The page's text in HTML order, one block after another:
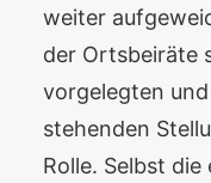
weiter
der Ortsbeiräte
vorgelegten
stehenden
Rolle. Selbst